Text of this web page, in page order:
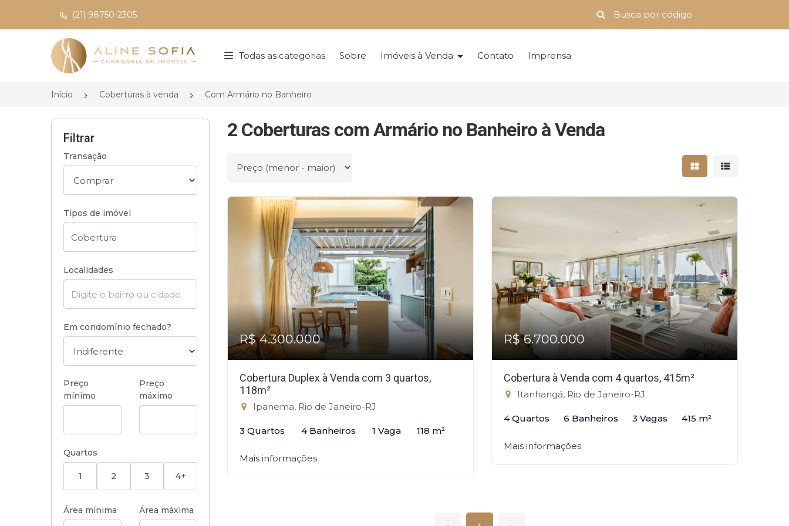
(21) 98750-2305
Página inicial
Todas as categorias Sobre Imóveis à Venda Contato Imprensa
Início Coberturas à venda Com Armário no Banheiro
Filtrar
Transação
Tipos de imóvel
Localidades
Em condomínio fechado?
Preço
mínimo
Preço
máximo
Quartos
1 2 3 4+
Área mínima Área máxima
2 Coberturas com Armário no Banheiro à Venda
Ordenar por Mostrar resultados
Mostrar
R$ 4.300.000
Cobertura Duplex à Venda com 3 quartos,
118m²
Ipanema, Rio de Janeiro-RJ
3 Quartos 4 Banheiros 1 Vaga 118 m²
Mais informações
R$ 6.700.000
Cobertura à Venda com 4 quartos, 415m²
Itanhangá, Rio de Janeiro-RJ
4 Quartos 6 Banheiros 3 Vagas 415 m²
Mais informações